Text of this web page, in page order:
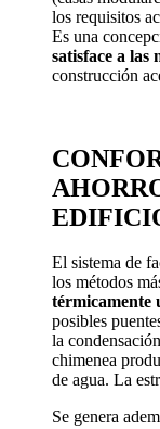
los requisitos
Es una
satisface a las
construcción
El sistema de
los métodos
térmicamente
posibles
la
chimenea
de agua. La
Se genera